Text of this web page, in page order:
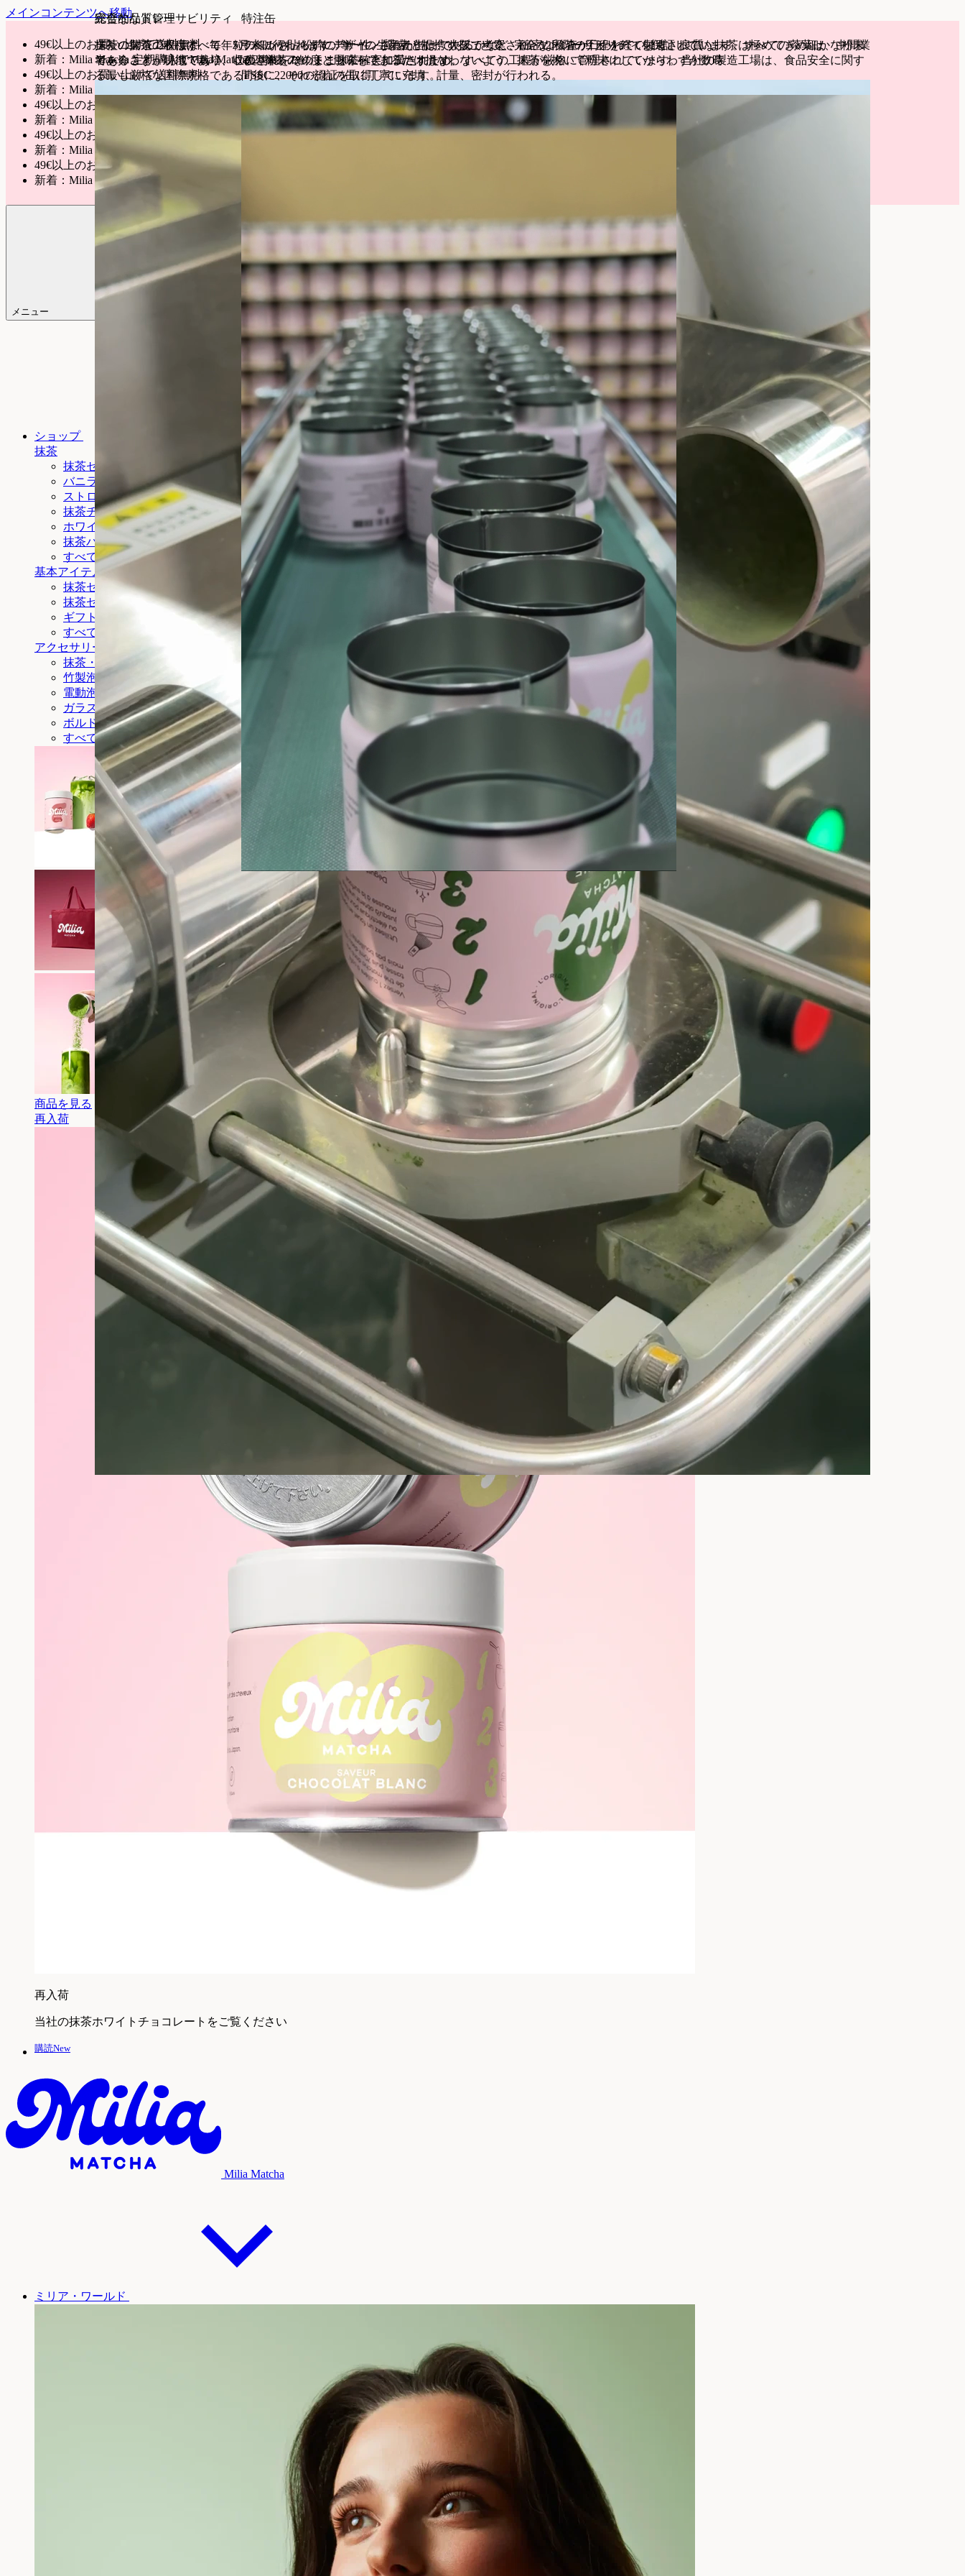
メインコンテンツへ移動
49€以上のお買い上げで送料無料
新着：Milia Matcha 定期購入でMilia Matcha 20%オフ
49€以上のお買い上げで送料無料
新着：Milia Matcha 定期購入でMilia Matcha 20%オフ
49€以上のお買い上げで送料無料
新着：Milia Matcha 定期購入でMilia Matcha 20%オフ
49€以上のお買い上げで送料無料
新着：Milia Matcha 定期購入でMilia Matcha 20%オフ
49€以上のお買い上げで送料無料
新着：Milia Matcha 定期購入でMilia Matcha 20%オフ
メニュー
ショップ
抹茶
抹茶セレモニー
バニラ抹茶
ストロベリー抹茶
抹茶チェリー
ホワイトチョコレート抹茶
抹茶バナナNew
すべて見る
基本アイテム
抹茶セレモニーセット
抹茶セレモニー
・バニラ
ギフトセットNew
ギフトカード
すべて見る
アクセサリー
抹茶・トゥー・ゴー
竹製泡立て器
電動泡立て器
ガラス
ボルドー色のトートバッグ
すべて見る
商品を見る
再入荷
再入荷
当社の抹茶ホワイトチョコレートをご覧ください
購読New
Milia Matcha
ミリア・ワールド
総合的なトレーサビリティ
当社の抹茶の収穫は、毎年5月末に行われます。単一の生産者と提携することで、完全なトレーサビリティを保証しています。すべての茶葉は、中間業
者を介さず、現地で栽培、収穫され、そのまま抹茶へと加工されます。
完璧な品質管理
抹茶の製造工程はすべて、粒の細かさ、粉砕の均一性、質感が均一であるかなど、綿密な検査が行われています。良質な抹茶は極めてきめ細かな粉末
であることが特徴であり、この基準をロットごとに確実に満たすため、すべての工程が厳格に管理されています。当社の製造工場は、食品安全に関す
る最も厳格な国際規格であるFSSC 22000の認証を取得しています。
特注缶
ラベルを貼らずにデザインされた缶は、大阪で考案され、12段階の工程を経て製造されてい
る。抹茶の鮮度と風味をできるだけ損なわないよう、抹茶を挽いて粉末にしてからわずか数時
間後に、それぞれの缶に丁寧に充填、計量、密封が行われる。